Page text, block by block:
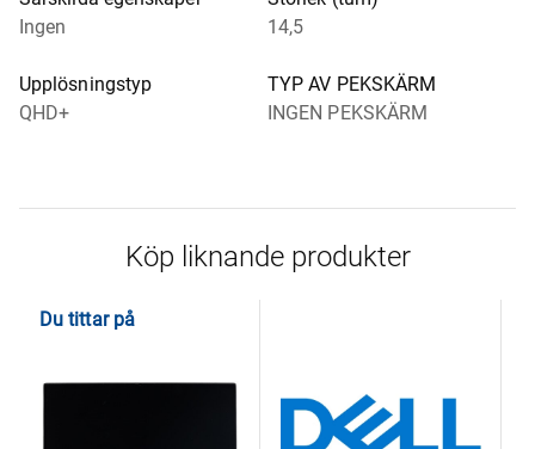
Ingen
14,5
Upplösningstyp
QHD+
TYP AV PEKSKÄRM
INGEN PEKSKÄRM
Köp liknande produkter
Du tittar på